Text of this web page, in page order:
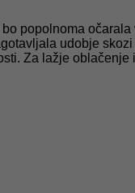
popolnoma
udobje
Za lažje